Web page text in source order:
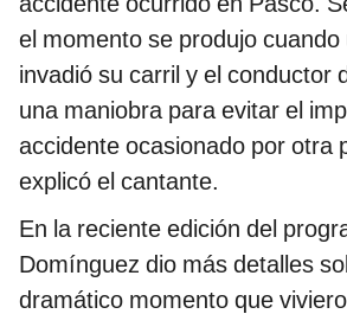
el momento se produjo
invadió su carril y el conductor
una maniobra para evitar el
accidente ocasionado por otra
explicó el cantante.
En la reciente edición del
Domínguez dio más detalles
dramático momento que